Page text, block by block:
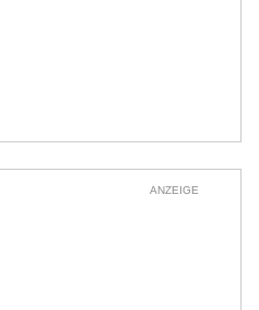
ANZEIGE